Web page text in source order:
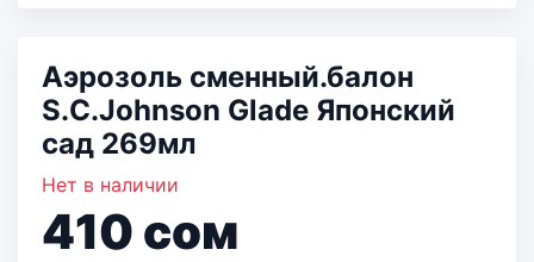
Аэрозоль сменный.балон
S.C.Johnson Glade Японский
сад 269мл
Нет в наличии
410 сом